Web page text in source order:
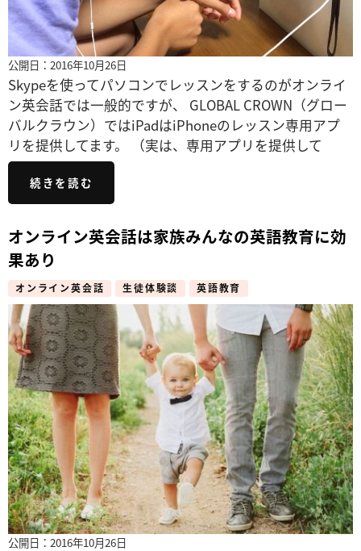
公開日：2016年10月26日
Skypeを使ってパソコンでレッスンをするのがオンライ
ン英会話では一般的ですが、 GLOBAL CROWN（グロー
バルクラウン）ではiPadはiPhoneのレッスン専用アプ
リを提供してます。 （実は、専用アプリを提供して
続きを読む
オンライン英会話は家族みんなの英語教育に効
果あり
オンライン英会話 生徒体験談 英語教育
公開日：2016年10月26日